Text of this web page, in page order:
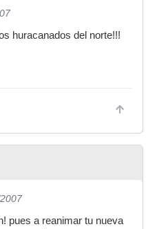
huracanados del norte!!!
pues a reanimar tu nueva